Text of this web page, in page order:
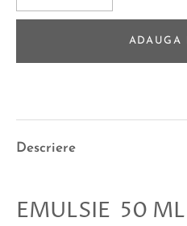
ADAUGA
Descriere
EMULSIE 50 ML